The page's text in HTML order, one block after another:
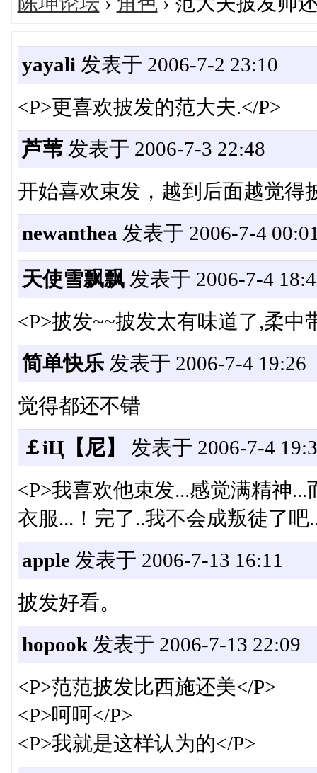
yayali 发表于 2006-7-2 23:10
<P>更喜欢披发的范大夫.</P>
芦苇发表于 2006-7-3 22:48
开始喜欢束发，越到后面越觉得
newanthea 发表于 2006-7-4
天使雪飘飘发表于 2006-7-4
<P>披发~~披发太有味道了,柔中
简单快乐发表于 2006-7-4 19:26
觉得都还不错
￡iЦ【尼】
发表于 2006-7-4
<P>我喜欢他束发...感觉满精神
衣服...！完了..我不会成叛徒了吧
apple发表于 2006-7-13 16:11
披发好看。
hopook发表于 2006-7-13 22:09
<P>范范披发比西施还美</P>
<P>呵呵</P>
<P>我就是这样认为的</P>